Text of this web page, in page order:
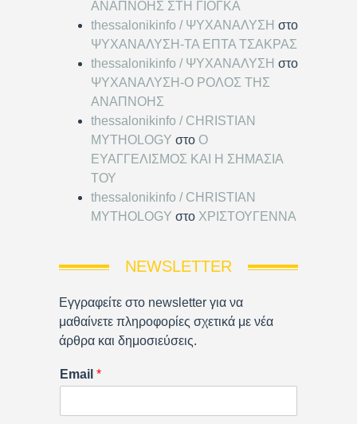
ΑΝΑΠΝΟΗΣ ΣΤΗ ΓΙΟΓΚΑ
thessalonikinfo / ΨΥΧΑΝΑΛΥΣΗ στο
ΨΥΧΑΝΑΛΥΣΗ-ΤΑ ΕΠΤΑ ΤΣΑΚΡΑΣ
thessalonikinfo / ΨΥΧΑΝΑΛΥΣΗ στο
ΨΥΧΑΝΑΛΥΣΗ-Ο ΡΟΛΟΣ ΤΗΣ
ΑΝΑΠΝΟΗΣ
thessalonikinfo / CHRISTIAN
MYTHOLOGY στο Ο
ΕΥΑΓΓΕΛΙΣΜΟΣ ΚΑΙ Η ΣΗΜΑΣΙΑ
ΤΟΥ
thessalonikinfo / CHRISTIAN
MYTHOLOGY στο ΧΡΙΣΤΟΥΓΕΝΝΑ
NEWSLETTER
Εγγραφείτε στο newsletter για να
μαθαίνετε πληροφορίες σχετικά με νέα
άρθρα και δημοσιεύσεις.
Email *